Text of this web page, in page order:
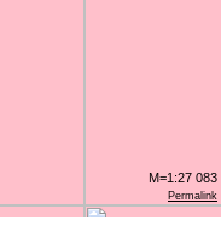
Permalink
M=1:27 083